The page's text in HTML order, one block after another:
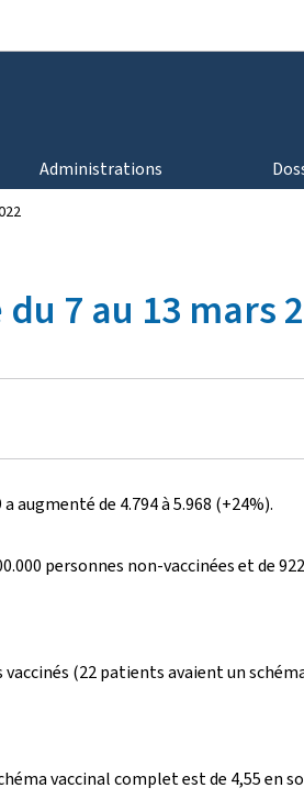
Administrations
7 au 13 mars
augmenté de 4.794 à 5.968 (+24%).
personnes non-vaccinées et de
(22 patients avaient un
vaccinal complet est de 4,55 en